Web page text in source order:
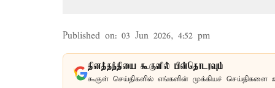
Published on: 03 Jun 2026, 4:52 pm
தினத்தந்தியை கூகுளில் பின்தொடரவும்
கூகுள் செய்திகளில் எங்களின் முக்கியச் செய்திகளை